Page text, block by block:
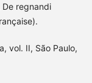
De regnandi
vol. II, São Paulo,